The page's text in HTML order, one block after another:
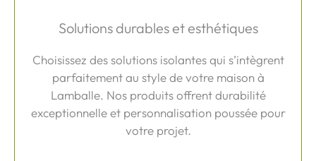
Solutions durables et esthétiques
Choisissez des solutions isolantes qui s’intègrent
parfaitement au style de votre maison à
Lamballe. Nos produits offrent durabilité
exceptionnelle et personnalisation poussée pour
votre projet.